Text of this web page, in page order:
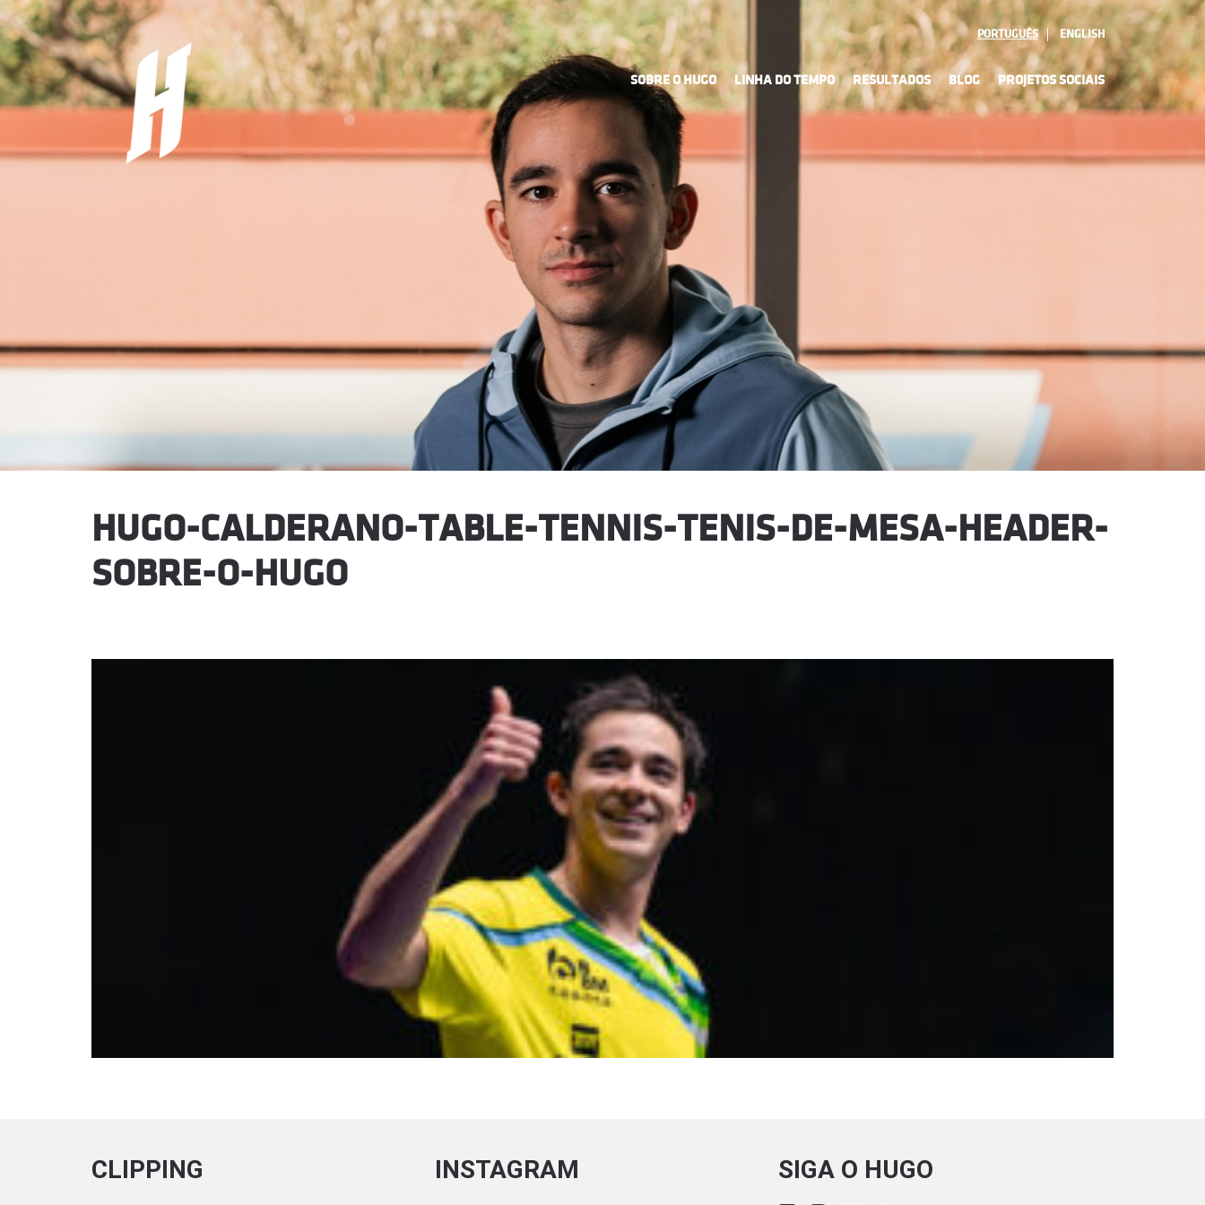
PORTUGUÊS ENGLISH
SOBRE O HUGO LINHA DO TEMPO RESULTADOS BLOG PROJETOS SOCIAIS
HUGO-CALDERANO-TABLE-TENNIS-TENIS-DE-MESA-HEADER-
SOBRE-O-HUGO
CLIPPING INSTAGRAM SIGA O HUGO